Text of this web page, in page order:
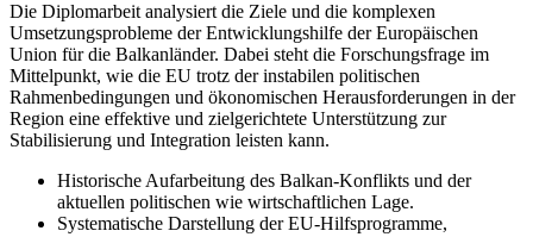
Die Diplomarbeit analysiert die Ziele und die komplexen
Umsetzungsprobleme der Entwicklungshilfe der Europäischen
Union für die Balkanländer. Dabei steht die Forschungsfrage im
Mittelpunkt, wie die EU trotz der instabilen politischen
Rahmenbedingungen und ökonomischen Herausforderungen in der
Region eine effektive und zielgerichtete Unterstützung zur
Stabilisierung und Integration leisten kann.
Historische Aufarbeitung des Balkan-Konflikts und der
aktuellen politischen wie wirtschaftlichen Lage.
Systematische Darstellung der EU-Hilfsprogramme,